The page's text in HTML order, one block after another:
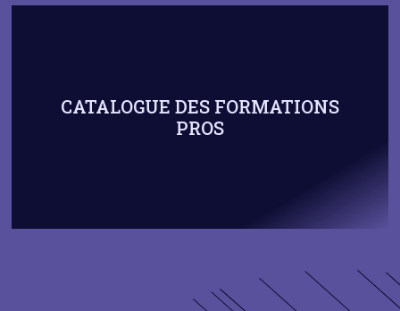
CATALOGUE DES FORMATIONS
PROS